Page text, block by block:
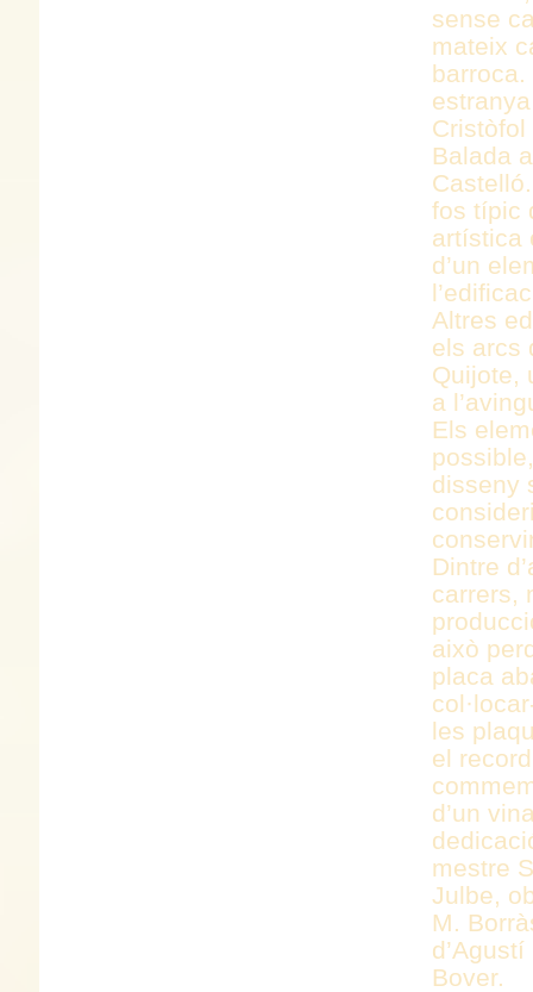
sense
mateix
Balada
fos típic
artística
d’un
Altres
els arcs
Quijote,
a
Els
disseny
Dintre
carrers,
això
placa
les
el
d’un
mestre
Julbe,
M.
Bover.